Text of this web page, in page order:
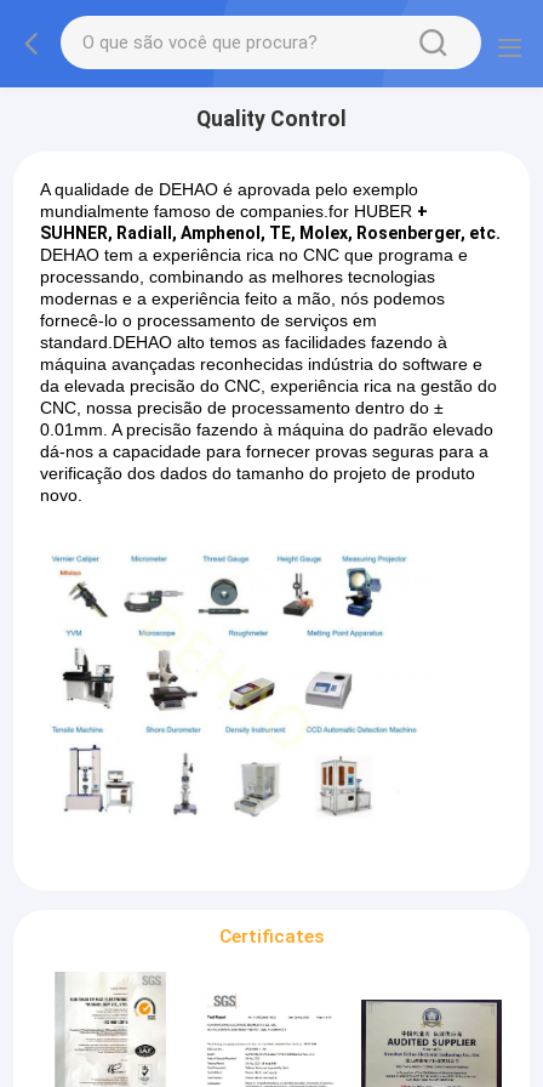
Quality Control
A qualidade de DEHAO é aprovada pelo exemplo
mundialmente famoso de companies.for HUBER +
SUHNER, Radiall, Amphenol, TE, Molex, Rosenberger, etc.
DEHAO tem a experiência rica no CNC que programa e
processando, combinando as melhores tecnologias
modernas e a experiência feito a mão, nós podemos
fornecê-lo o processamento de serviços em
standard.DEHAO alto temos as facilidades fazendo à
máquina avançadas reconhecidas indústria do software e
da elevada precisão do CNC, experiência rica na gestão do
CNC, nossa precisão de processamento dentro do ±
0.01mm. A precisão fazendo à máquina do padrão elevado
dá-nos a capacidade para fornecer provas seguras para a
verificação dos dados do tamanho do projeto de produto
novo.
Certificates